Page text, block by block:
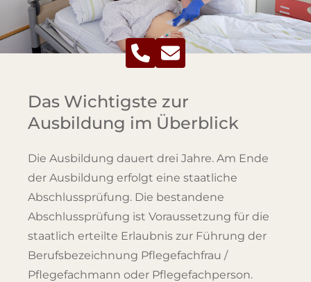
Das Wichtigste zur
Ausbildung im Überblick
Die Ausbildung dauert drei Jahre. Am Ende
der Ausbildung erfolgt eine staatliche
Abschlussprüfung. Die bestandene
Abschlussprüfung ist Voraussetzung für die
staatlich erteilte Erlaubnis zur Führung der
Berufsbezeichnung Pflegefachfrau /
Pflegefachmann oder Pflegefachperson.